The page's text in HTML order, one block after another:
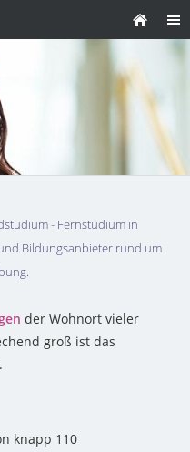
- Fernstudium in
Bildungsanbieter rund um
der Wohnort vieler
groß ist das
knapp 110